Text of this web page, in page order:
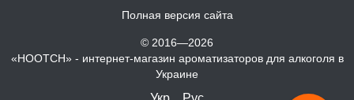
Полная версия сайта
© 2016—2026
«HOOTCH» - интернет-магазин ароматизаторов для алкоголя в
Украине